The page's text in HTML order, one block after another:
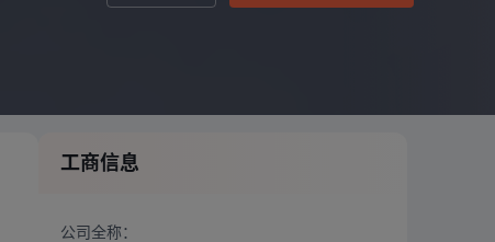
工商信息
公司全称：